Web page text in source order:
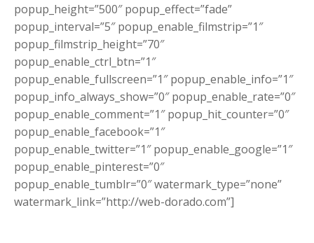
popup_height=”500″ popup_effect=”fade”
popup_interval=”5″ popup_enable_filmstrip=”1″
popup_filmstrip_height=”70″
popup_enable_ctrl_btn=”1″
popup_enable_fullscreen=”1″ popup_enable_info=”1″
popup_info_always_show=”0″ popup_enable_rate=”0″
popup_enable_comment=”1″ popup_hit_counter=”0″
popup_enable_facebook=”1″
popup_enable_twitter=”1″ popup_enable_google=”1″
popup_enable_pinterest=”0″
popup_enable_tumblr=”0″ watermark_type=”none”
watermark_link=”http://web-dorado.com”]